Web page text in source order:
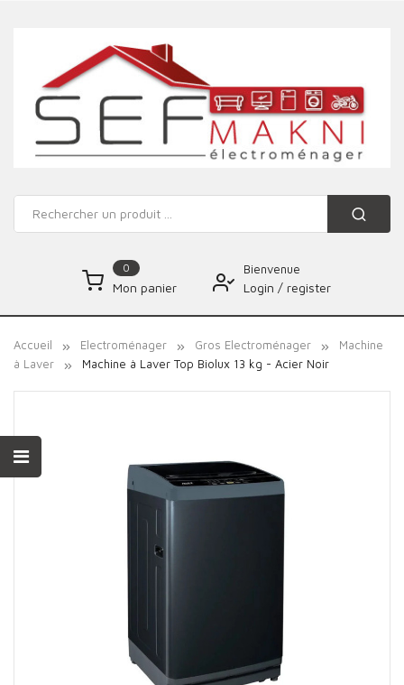
0
Mon panier
Bienvenue
Login / register
Accueil Electroménager Gros Electroménager
Machine
à Laver
Machine à Laver Top Biolux 13 kg - Acier Noir